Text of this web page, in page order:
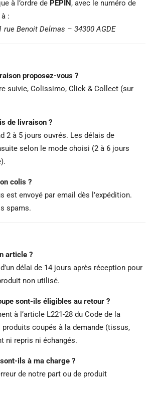
à l’ordre de PEPIN, avec le numéro de
:
rue Benoit Delmas – 34300 AGDE
proposez-vous ?
suivie, Colissimo, Click & Collect (sur
de livraison ?
2 à 5 jours ouvrés. Les délais de
selon le mode choisi (2 à 6 jours
colis ?
est envoyé par email dès l’expédition.
spams.
article ?
délai de 14 jours après réception pour
non utilisé.
sont-ils éligibles au retour ?
à l’article L221-28 du Code de la
coupés à la demande (tissus,
ni repris ni échangés.
ils à ma charge ?
de notre part ou de produit